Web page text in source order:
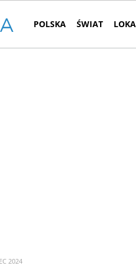
POLSKA ŚWIAT
2024